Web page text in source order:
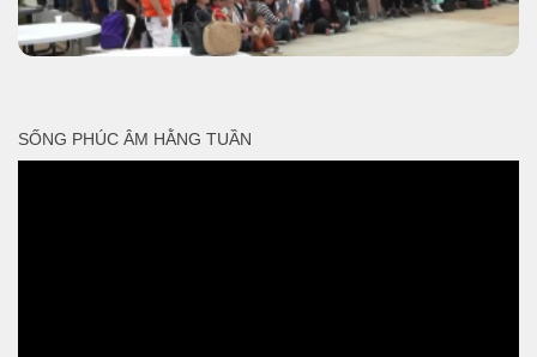
SỐNG PHÚC ÂM HẰNG TUẦN